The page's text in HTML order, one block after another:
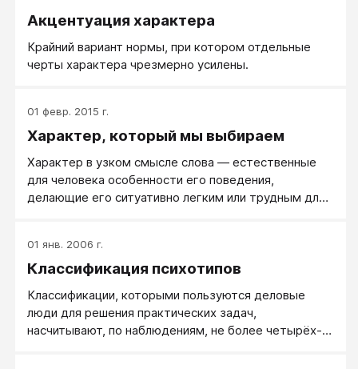
Акцентуация характера
Крайний вариант нормы, при котором отдельные
черты характера чрезмерно усилены.
01 февр. 2015 г.
Характер, который мы выбираем
Характер в узком смысле слова — естественные
для человека особенности его поведения,
делающие его ситуативно легким или трудным для
01 янв. 2006 г.
Классификация психотипов
Классификации, которыми пользуются деловые
люди для решения практических задач,
насчитывают, по наблюдениям, не более четырёх-